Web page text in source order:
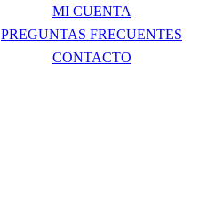
MI CUENTA
PREGUNTAS FRECUENTES
CONTACTO